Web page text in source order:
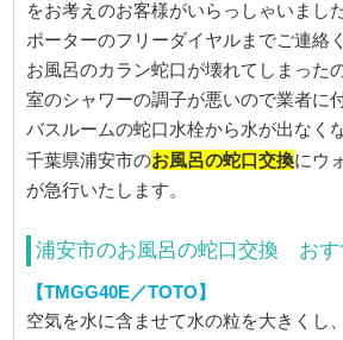
をお考えのお客様がいらっしゃいまし
ポーターのフリーダイヤルまでご連絡
お風呂のカラン蛇口が壊れてしまった
室のシャワーの調子が悪いので業者に
バスルームの蛇口水栓から水が出なく
千葉県浦安市のお風呂の蛇口交換にウ
が急行いたします。
浦安市のお風呂の蛇口交換 おす
【TMGG40E／TOTO】
空気を水に含ませて水の粒を大きくし